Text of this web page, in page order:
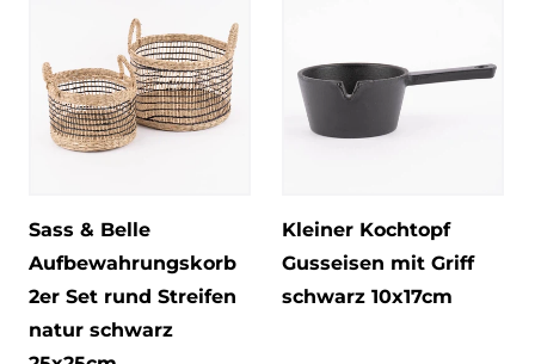
Sass & Belle
Aufbewahrungskorb
2er Set rund Streifen
natur schwarz
Kleiner Kochtopf
Gusseisen mit Griff
schwarz 10x17cm